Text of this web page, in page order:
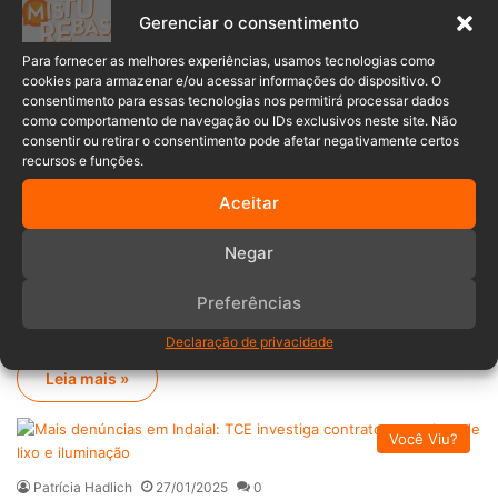
Gerenciar o consentimento
Para fornecer as melhores experiências, usamos tecnologias como
cookies para armazenar e/ou acessar informações do dispositivo. O
consentimento para essas tecnologias nos permitirá processar dados
como comportamento de navegação ou IDs exclusivos neste site. Não
consentir ou retirar o consentimento pode afetar negativamente certos
recursos e funções.
Aceitar
Negar
Preferências
Declaração de privacidade
houve irregularidades na contratação e execução do…
Leia mais »
Notícias do Médio Vale do Itajaí
Sibely Santos
TCE considera irregular a licitação para
usina solar de Timbó; Prefeitura tem 30
dias para anular o edital
A contratação de uma empresa especializada na instalação de
uma usina solar em Timbó foi…
Leia mais »
Você Viu?
Patrícia Hadlich 27/01/2025 0